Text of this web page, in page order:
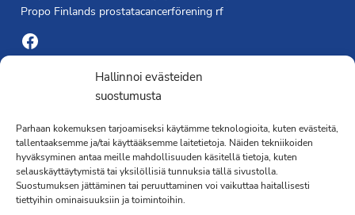
Hallinnoi evästeiden
suostumusta
Parhaan kokemuksen tarjoamiseksi käytämme teknologioita, kuten evästeitä,
tallentaaksemme ja/tai käyttääksemme laitetietoja. Näiden tekniikoiden
hyväksyminen antaa meille mahdollisuuden käsitellä tietoja, kuten
selauskäyttäytymistä tai yksilöllisiä tunnuksia tällä sivustolla.
Suostumuksen jättäminen tai peruuttaminen voi vaikuttaa haitallisesti
tiettyihin ominaisuuksiin ja toimintoihin.
Propo Finlands prostatacancerförening rf
Facebook
Yhdistyksen toimisto
Laivapojankatu 3 C, 00180 Helsinki
toimisto@propo.fi
Saavutettavuusseloste »
Toiminnanjohtaja